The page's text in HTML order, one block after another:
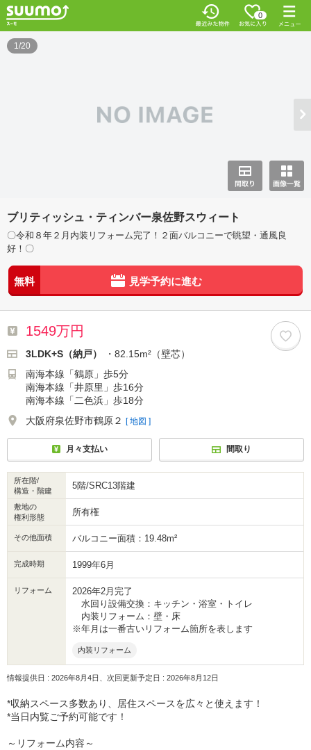
0
1/20
ブリティッシュ・ティンバー泉佐野スウィート
〇令和８年２月内装リフォーム完了！２面バルコニーで眺望・通風良
好！〇
無料 見学予約に進む
1549万円
3LDK+S（納戸）
・82.15m²（壁芯）
南海本線「鶴原」歩5分
南海本線「井原里」歩16分
南海本線「二色浜」歩18分
大阪府泉佐野市鶴原２ [ 地図 ]
月々支払い 間取り
所在階/
構造・階建
5階/SRC13階建
敷地の
権利形態
所有権
その他面積 バルコニー面積：19.48m²
完成時期 1999年6月
リフォーム
2026年2月完了
水回り設備交換：キッチン・浴室・トイレ
内装リフォーム：壁・床
※年月は一番古いリフォーム箇所を表します
内装リフォーム
情報提供日 : 2026年8月4日、次回更新予定日 : 2026年8月12日
*収納スペース多数あり、居住スペースを広々と使えます！
*当日内覧ご予約可能です！
～リフォーム内容～